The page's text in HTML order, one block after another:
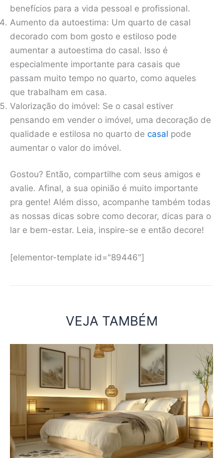
benefícios para a vida pessoal e profissional.
Aumento da autoestima: Um quarto de casal
decorado com bom gosto e estiloso pode
aumentar a autoestima do casal. Isso é
especialmente importante para casais que
passam muito tempo no quarto, como aqueles
que trabalham em casa.
Valorização do imóvel: Se o casal estiver
pensando em vender o imóvel, uma decoração de
qualidade e estilosa no quarto de casal pode
aumentar o valor do imóvel.
Gostou? Então, compartilhe com seus amigos e
avalie. Afinal, a sua opinião é muito importante
pra gente! Além disso, acompanhe também todas
as nossas dicas sobre como decorar, dicas para o
lar e bem-estar. Leia, inspire-se e então decore!
[elementor-template id="89446"]
VEJA TAMBÉM